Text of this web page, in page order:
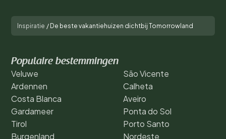
Inspiratie / De beste vakantiehuizen dichtbij Tomorrowland
Populaire bestemmingen
Veluwe
Ardennen
Costa Blanca
Gardameer
Tirol
Burgenland
São Vicente
Calheta
Aveiro
Ponta do Sol
Porto Santo
Nordeste